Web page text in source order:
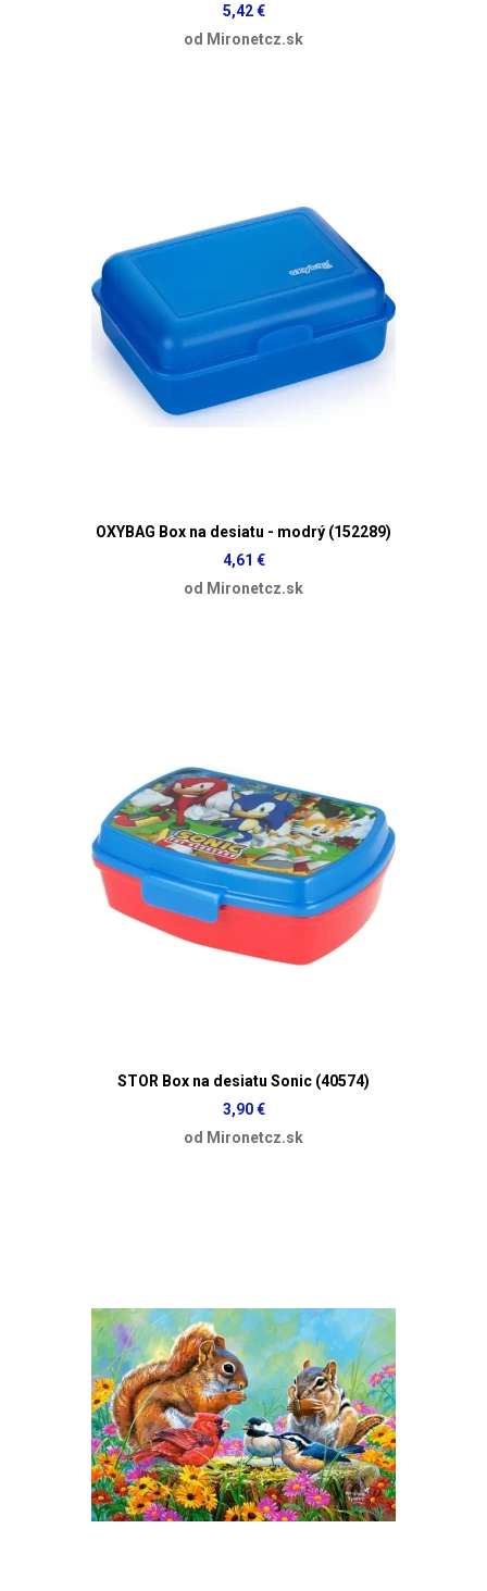
5,42 €
od Mironetcz.sk
OXYBAG Box na desiatu - modrý (152289)
4,61 €
od Mironetcz.sk
STOR Box na desiatu Sonic (40574)
3,90 €
od Mironetcz.sk